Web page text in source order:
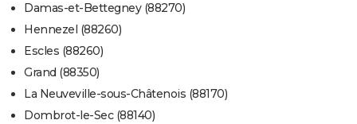
Damas-et-Bettegney (88270)
Hennezel (88260)
Escles (88260)
Grand (88350)
La Neuveville-sous-Châtenois (88170)
Dombrot-le-Sec (88140)